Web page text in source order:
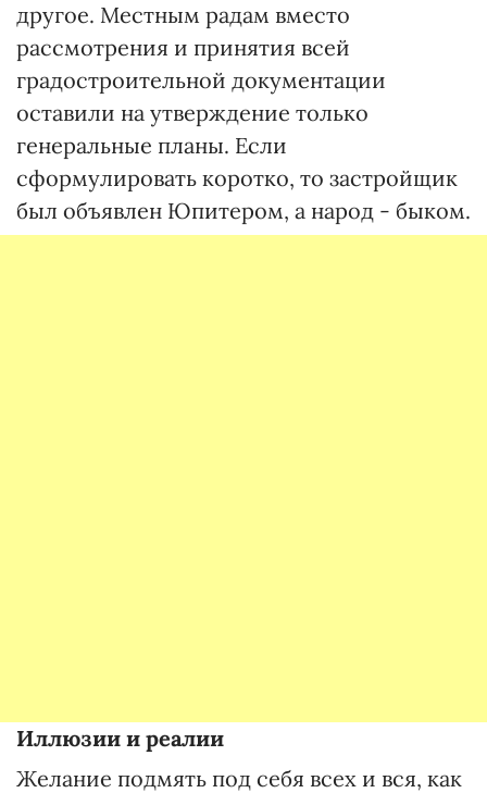
другое. Местным радам вместо
рассмотрения и принятия всей
градостроительной документации
оставили на утверждение только
генеральные планы. Если
сформулировать коротко, то застройщик
был объявлен Юпитером, а народ - быком.
Иллюзии и реалии
Желание подмять под себя всех и вся, как